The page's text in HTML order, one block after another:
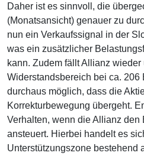
Daher ist es sinnvoll, die
(Monatsansicht) genauer zu
nun ein Verkaufssignal in der
was ein zusätzlicher
kann. Zudem fällt Allianz
Widerstandsbereich bei ca. 206
durchaus möglich, dass die
Korrekturbewegung übergeht.
Verhalten, wenn die Allianz den
ansteuert. Hierbei handelt es
Unterstützungszone bestehend